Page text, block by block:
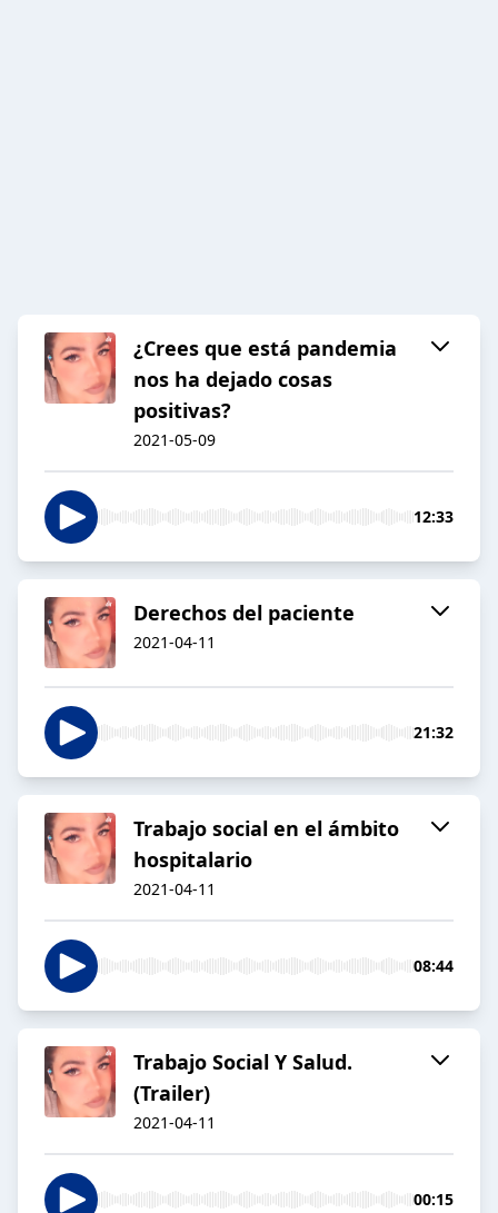
¿Crees que está pandemia
nos ha dejado cosas
positivas?
2021-05-09
12:33
Derechos del paciente
2021-04-11
21:32
Trabajo social en el ámbito
hospitalario
2021-04-11
08:44
Trabajo Social Y Salud.
(Trailer)
2021-04-11
00:15